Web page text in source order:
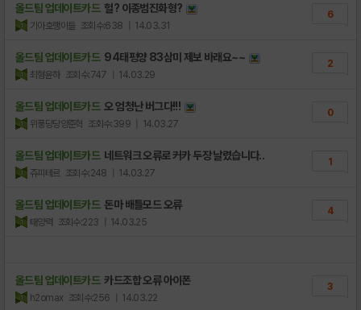
올드팀 업데이트카드 헐? 이종범진화형?
기아호랭이들 조회수:638 | 14.03.31
6
올드팀 업데이트카드 94태평양 83삼미 제보 바래요~~
최형윤하 조회수:747 | 14.03.29
2
올드팀 업데이트카드 오 엄청난 버그다!!!
위풍당당양준혁 조회수:399 | 14.03.27
0
올드팀 업데이트카드 네트워크 오류로 커카 두장 날렸습니다..
쥬피테르 조회수:248 | 14.03.27
1
올드팀 업데이트카드 돈마 배틀모드 오류
태양력 조회수:223 | 14.03.25
4
올드팀 업데이트카드 카드조합 오류 아이폰
h2omax 조회수:256 | 14.03.22
3